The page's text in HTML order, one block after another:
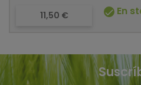
Precio
11,50 €  En